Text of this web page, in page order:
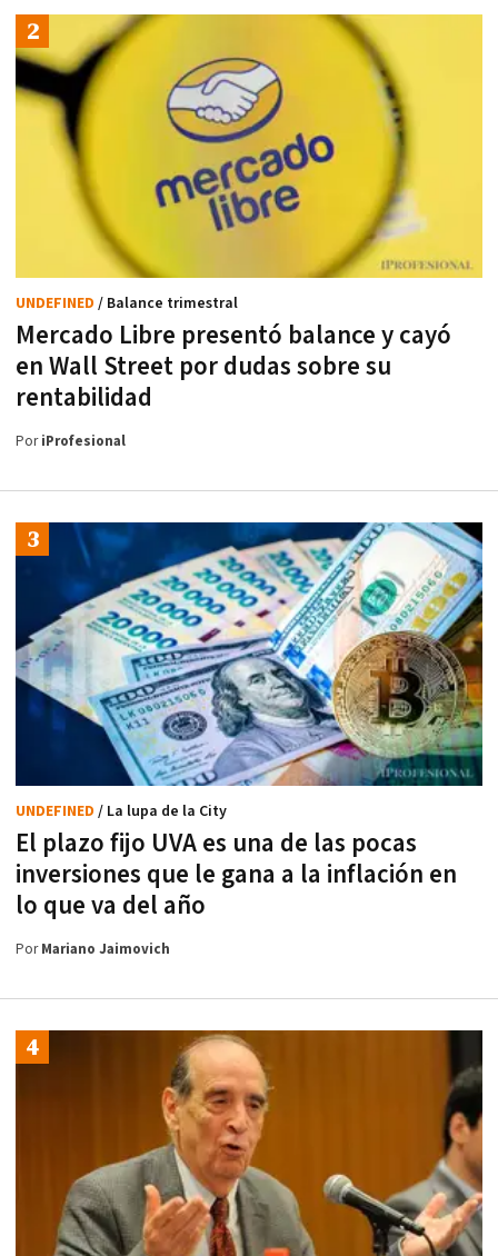
Mercado Libre presentó balance y cayó
en Wall Street por dudas sobre su
rentabilidad
UNDEFINED / Balance trimestral
PoriProfesional
El plazo fijo UVA es una de las pocas
inversiones que le gana a la inflación en
lo que va del año
UNDEFINED / La lupa de la City
PorMariano Jaimovich